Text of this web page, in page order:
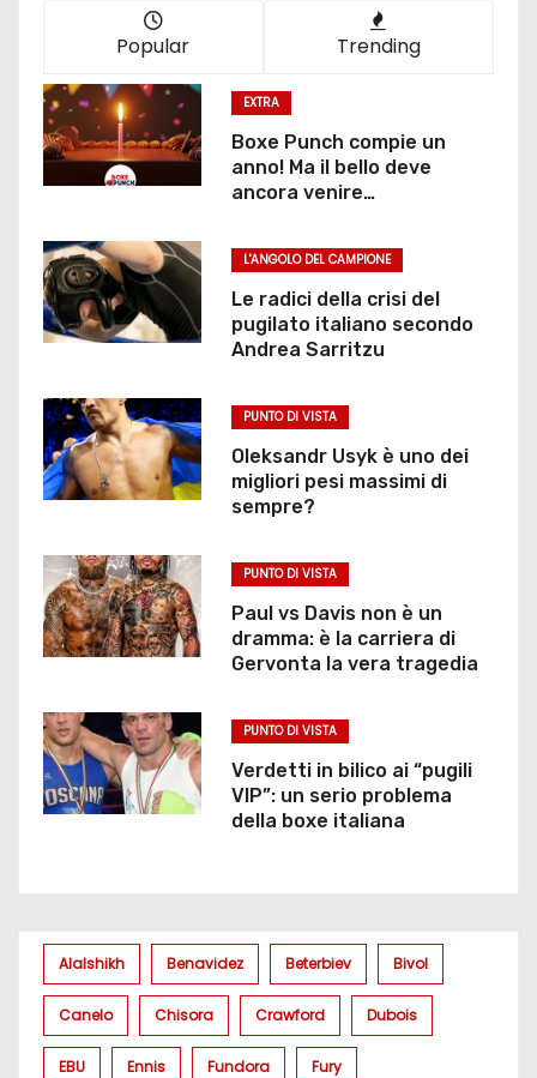
Popular Trending
EXTRA
Boxe Punch compie un
anno! Ma il bello deve
ancora venire…
L'ANGOLO DEL CAMPIONE
Le radici della crisi del
pugilato italiano secondo
Andrea Sarritzu
PUNTO DI VISTA
Oleksandr Usyk è uno dei
migliori pesi massimi di
sempre?
PUNTO DI VISTA
Paul vs Davis non è un
dramma: è la carriera di
Gervonta la vera tragedia
PUNTO DI VISTA
Verdetti in bilico ai “pugili
VIP”: un serio problema
della boxe italiana
Alalshikh Benavidez Beterbiev Bivol
Canelo Chisora Crawford Dubois
EBU Ennis Fundora Fury